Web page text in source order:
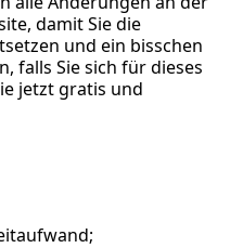
damit Sie die
und ein bisschen
falls Sie sich für dieses
jetzt gratis und